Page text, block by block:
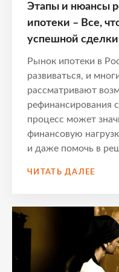
Этапы и нюансы
ипотеки – Все,
успешной сделки
Рынок ипотеки в
развиваться, и
рассматривают
рефинансирования
процесс может
финансовую
и даже помочь в
ЧИТАТЬ ДАЛЕЕ
ВСЕ,
ЧТО